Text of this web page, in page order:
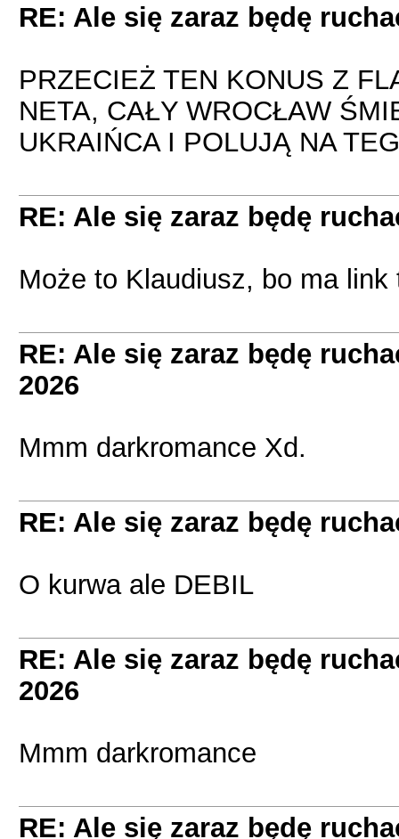
RE: Ale się zaraz będę
PRZECIEŻ TEN KONUS Z
NETA, CAŁY WROCŁAW
UKRAIŃCA I POLUJĄ NA
RE: Ale się zaraz będę
Może to Klaudiusz, bo ma link
RE: Ale się zaraz będę
2026
Mmm darkromance Xd.
RE: Ale się zaraz będę
O kurwa ale DEBIL
RE: Ale się zaraz będę
2026
Mmm darkromance
RE: Ale się zaraz będę